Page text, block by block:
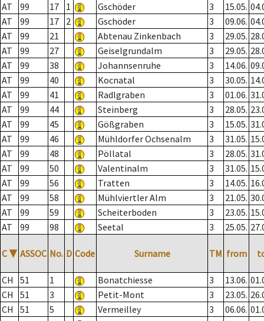
AT
99 17 1 Gschöder 3 15.05.
AT
99 17 2 Gschöder 3 09.06.
AT
99 21 Abtenau Zinkenbach 3 29.05.
AT
99 27 Geiselgrundalm 3 29.05.
AT
99 38 Johannsenruhe 3 14.06.
AT
99 40 Kocnatal 3 30.05.
AT
99 41 Radlgraben 3 01.06.
AT
99 44 Steinberg 3 28.05.
AT
99 45 Gößgraben 3 15.05.
AT
99 46 Mühldorfer Ochsenalm 3 31.05.
AT
99 48 Pöllatal 3 28.05.
AT
99 50 Valentinalm 3 31.05.
AT
99 56 Tratten 3 14.05.
AT
99 58 Mühlviertler Alm 3 21.05.
AT
99 59 Scheiterboden 3 23.05.
AT
99 98 Seetal 3 25.05.
C ▼ ASSOC No. D Code Surname TM from
CH 51 1 Bonatchiesse 3 13.06.
CH
51 3 Petit-Mont 3 23.05.
CH
51 5 Vermeilley 3 06.06.